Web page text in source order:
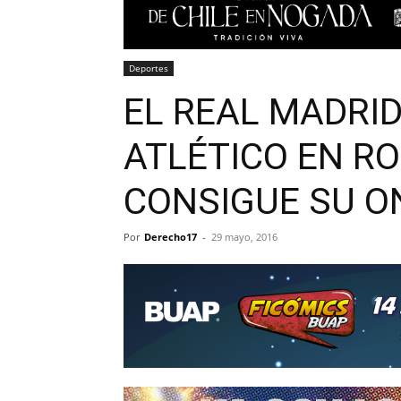
Deportes
EL REAL
ATLÉTICO EN
CONSIGUE SU
Por Derecho17 - 29 mayo, 2016